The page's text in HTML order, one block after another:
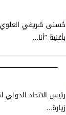
حُسنى شريفي
بأغنية ”أنا...
رئيس الاتحاد
زيارة...